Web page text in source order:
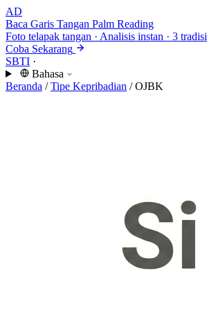
AD
Baca Garis Tangan Palm Reading
Foto telapak tangan · Analisis instan · 3 tradisi
Coba Sekarang
SBTI ·
Bahasa
Beranda / Tipe Kepribadian / OJBK